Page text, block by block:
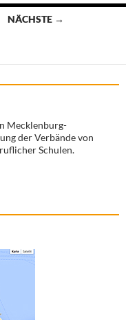
NÄCHSTE →
Mecklenburg-
der Verbände von
Schulen.